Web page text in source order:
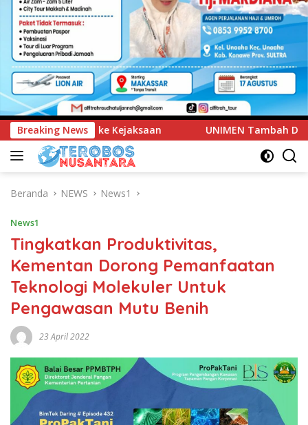
Breaking News
UNIMEN Tambah Delapan Program Studi Baru, Bidik
Beranda NEWS News1
News1
Tingkatkan Produktivitas,
Kementan Dorong Pemanfaatan
Teknologi Molekuler Untuk
Pengawasan Mutu Benih
23 April 2022